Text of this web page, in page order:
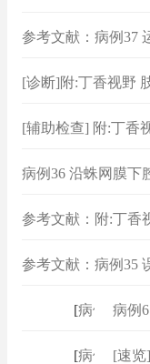
参考文献：病例37
[诊断]附:丁香视野
[辅助检查] 附:丁香
病例36 沿蛛网膜下
参考文献：附:丁香
参考文献：病例35
病例 病例
病例 [速览